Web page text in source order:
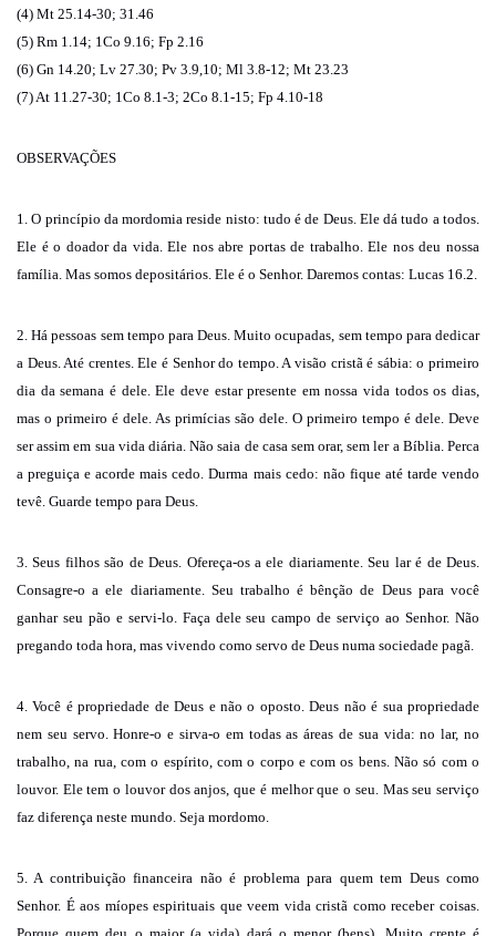
(4) Mt 25.14-30; 31.46
(5) Rm 1.14; 1Co 9.16; Fp 2.16
(6) Gn 14.20; Lv 27.30; Pv 3.9,10; Ml 3.8-12; Mt 23.23
(7) At 11.27-30; 1Co 8.1-3; 2Co 8.1-15; Fp 4.10-18
OBSERVAÇÕES
1. O princípio da mordomia reside nisto: tudo é de Deus. Ele dá tudo a todos.
Ele é o doador da vida. Ele nos abre portas de trabalho. Ele nos deu nossa
família. Mas somos depositários. Ele é o Senhor. Daremos contas: Lucas 16.2.
2. Há pessoas sem tempo para Deus. Muito ocupadas, sem tempo para dedicar
a Deus. Até crentes. Ele é Senhor do tempo. A visão cristã é sábia: o primeiro
dia da semana é dele. Ele deve estar presente em nossa vida todos os dias,
mas o primeiro é dele. As primícias são dele. O primeiro tempo é dele. Deve
ser assim em sua vida diária. Não saia de casa sem orar, sem ler a Bíblia. Perca
a preguiça e acorde mais cedo. Durma mais cedo: não fique até tarde vendo
tevê. Guarde tempo para Deus.
3. Seus filhos são de Deus. Ofereça-os a ele diariamente. Seu lar é de Deus.
Consagre-o a ele diariamente. Seu trabalho é bênção de Deus para você
ganhar seu pão e servi-lo. Faça dele seu campo de serviço ao Senhor. Não
pregando toda hora, mas vivendo como servo de Deus numa sociedade pagã.
4. Você é propriedade de Deus e não o oposto. Deus não é sua propriedade
nem seu servo. Honre-o e sirva-o em todas as áreas de sua vida: no lar, no
trabalho, na rua, com o espírito, com o corpo e com os bens. Não só com o
louvor. Ele tem o louvor dos anjos, que é melhor que o seu. Mas seu serviço
faz diferença neste mundo. Seja mordomo.
5. A contribuição financeira não é problema para quem tem Deus como
Senhor. É aos míopes espirituais que veem vida cristã como receber coisas.